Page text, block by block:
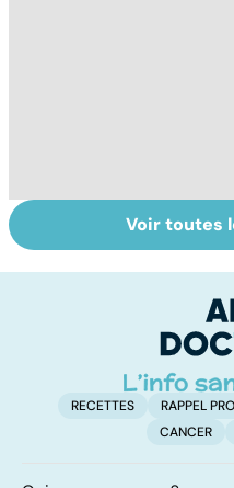
Le TDAH, un
trouble de
hyperactivité
Voir toutes
RECETTES RAPPEL
CANCER